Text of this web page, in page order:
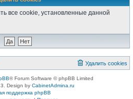
все cookie, установленные данной
Удалить cookies
® Forum Software © phpBB Limited
Design by CabinetAdmina.ru
поддержка phpBB